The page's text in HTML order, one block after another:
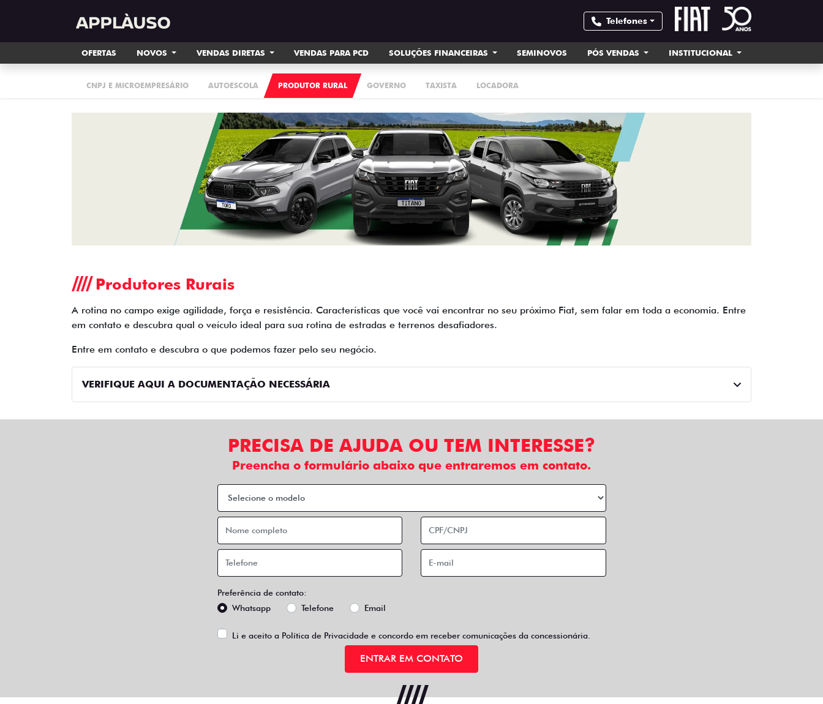
Telefones
OFERTAS NOVOS VENDAS DIRETAS VENDAS PARA PCD SOLUÇÕES FINANCEIRAS SEMINOVOS PÓS VENDAS INSTITUCIONAL
CNPJ E MICROEMPRESÁRIO AUTOESCOLA PRODUTOR RURAL GOVERNO TAXISTA LOCADORA
Produtores Rurais
A rotina no campo exige agilidade, força e resistência. Características que você vai encontrar no seu próximo Fiat, sem falar em toda a economia. Entre
em contato e descubra qual o veículo ideal para sua rotina de estradas e terrenos desafiadores.
Entre em contato e descubra o que podemos fazer pelo seu negócio.
VERIFIQUE AQUI A DOCUMENTAÇÃO NECESSÁRIA
PRECISA DE AJUDA OU TEM INTERESSE?
Preencha o formulário abaixo que entraremos em contato.
Preferência de contato:
Whatsapp
Telefone Email
Li e aceito a Política de Privacidadee concordo em receber comunicações da concessionária.
ENTRAR EM CONTATO